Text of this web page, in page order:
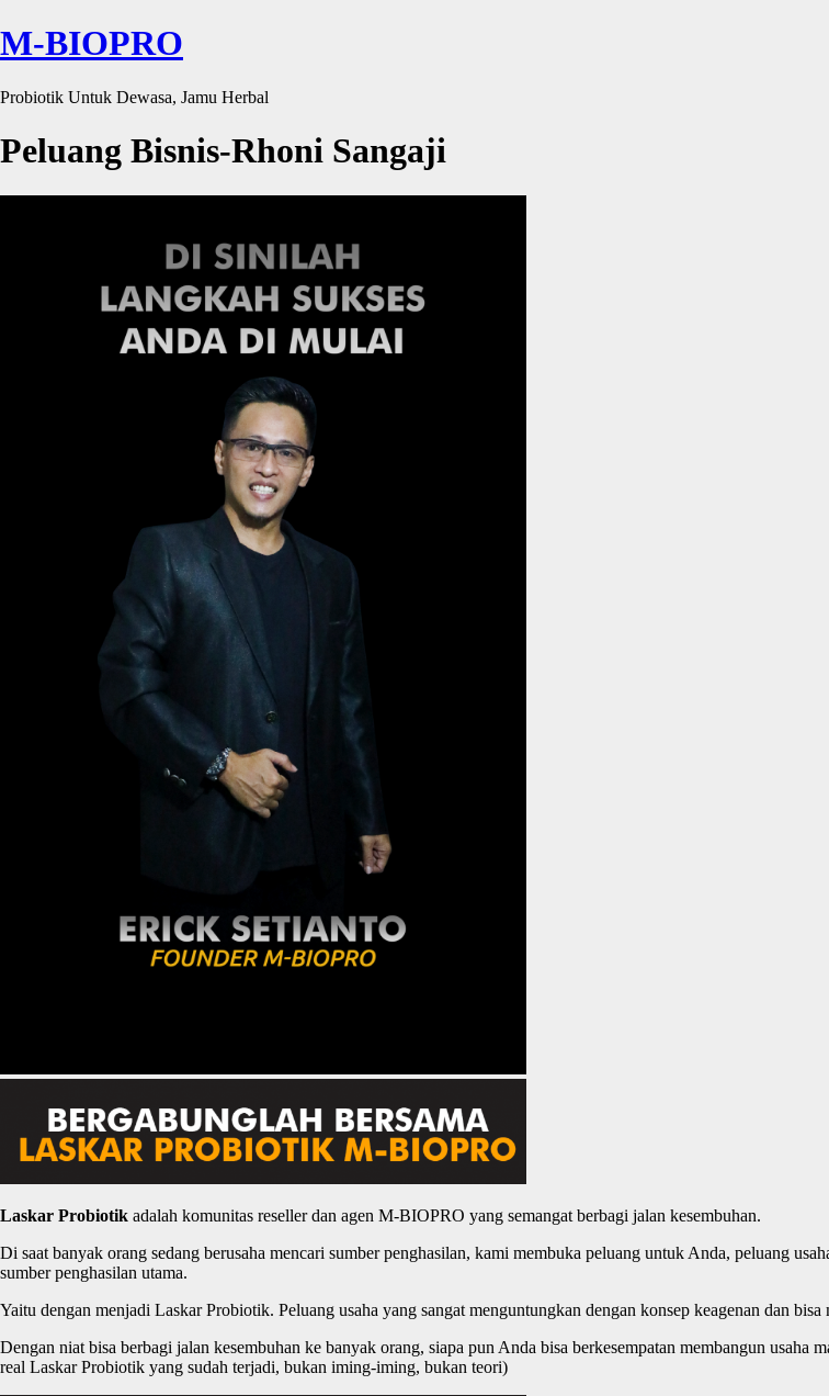
M-BIOPRO
Probiotik Untuk Dewasa, Jamu Herbal
Peluang Bisnis-Rhoni Sangaji
Laskar Probiotik adalah komunitas reseller dan agen M-BIOPRO yang semangat berbagi jalan kesembuhan.
Di saat banyak orang sedang berusaha mencari sumber penghasilan, kami membuka peluang untuk Anda, peluang
sumber penghasilan utama.
Yaitu dengan menjadi Laskar Probiotik. Peluang usaha yang sangat menguntungkan dengan konsep keagenan dan
Dengan niat bisa berbagi jalan kesembuhan ke banyak orang, siapa pun Anda bisa berkesempatan membangun
real Laskar Probiotik yang sudah terjadi, bukan iming-iming, bukan teori)